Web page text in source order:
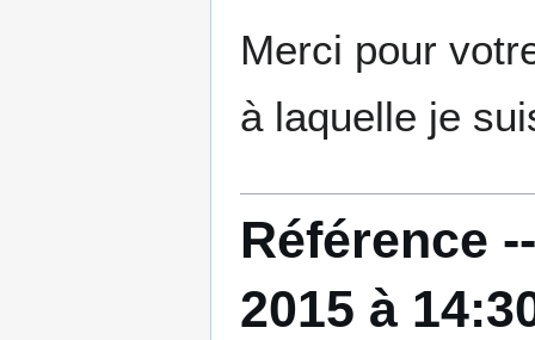
Merci pour
à laquelle je
Référence
2015 à